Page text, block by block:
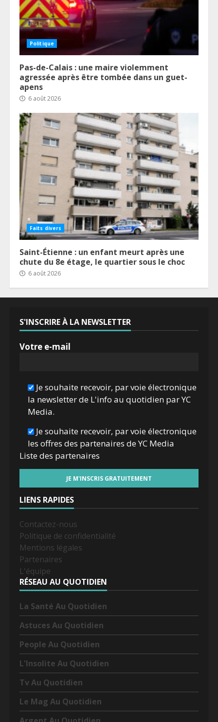
Politique
Pas-de-Calais : une maire violemment
agressée après être tombée dans un guet-
apens
6 août 2026
Faits divers
Saint-Étienne : un enfant meurt après une
chute du 8e étage, le quartier sous le choc
6 août 2026
S'INSCRIRE À LA NEWSLETTER
Votre e-mail
Je souhaite recevoir, par voie électronique
la newsletter de L'info au quotidien par YC
Media.
Je souhaite recevoir, par voie électronique
les offres des partenaires de YC Media
Liste des partenaires
LIENS RAPIDES
Contactez-nous
Politique de confidentialité
Mentions légales
Partenaires
L'équipe
RÉSEAU AU QUOTIDIEN
La Santé Au Quotidien
Astuces Au Quotidien
People Au Quotidien
L'Insolite Au Quotidien
Tv Au Quotidien
Le Mag Au Quotidien